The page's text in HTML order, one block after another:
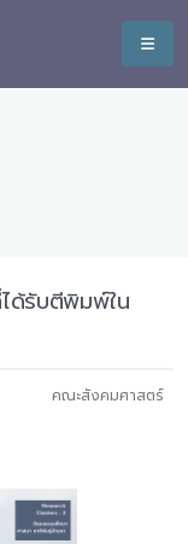
ด้รับตีพิมพ์ใน
คณะสังคมศาสตร์